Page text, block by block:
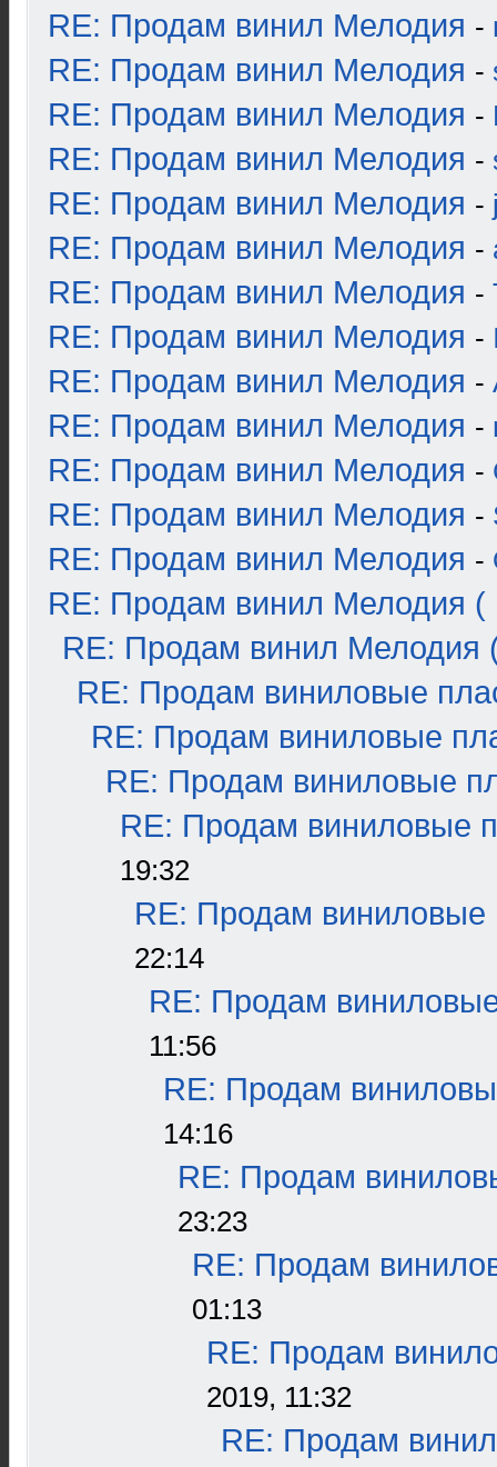
RE: Продам винил Мелодия -
RE: Продам винил Мелодия -
RE: Продам винил Мелодия -
RE: Продам винил Мелодия -
RE: Продам винил Мелодия -
RE: Продам винил Мелодия -
RE: Продам винил Мелодия -
RE: Продам винил Мелодия -
RE: Продам винил Мелодия -
RE: Продам винил Мелодия -
RE: Продам винил Мелодия -
RE: Продам винил Мелодия -
RE: Продам винил Мелодия -
RE: Продам винил Мелодия (
RE: Продам винил Мелодия
RE: Продам виниловые
RE: Продам виниловые
RE: Продам виниловые
RE: Продам виниловые
19:32
RE: Продам виниловые
22:14
RE: Продам
11:56
RE: Продам
14:16
RE: Продам
23:23
RE: Продам
01:13
RE: Продам
2019, 11:32
RE: Продам